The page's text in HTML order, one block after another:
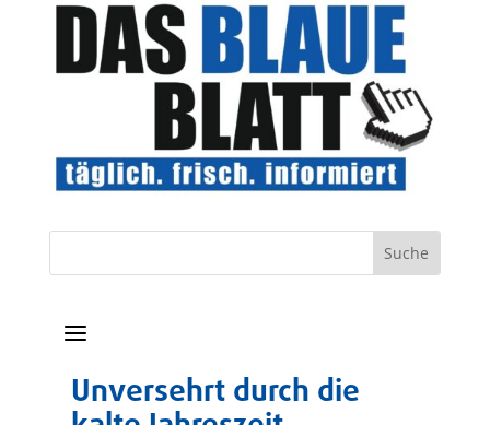
a
Unversehrt durch die